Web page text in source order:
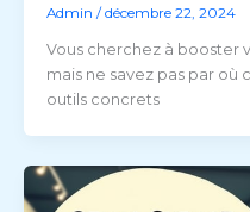
Admin /décembre 22, 2024
Vous cherchez à booster
mais ne savez pas par où
outils concrets